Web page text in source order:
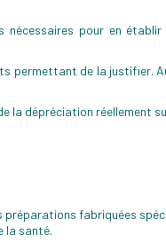
pour en
permettant de la justifier.
dépréciation réellement
fabriquées
la santé.